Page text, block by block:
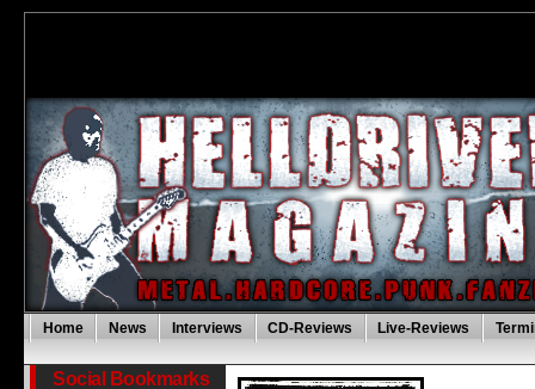
Home News Interviews CD-Reviews Live-Reviews
Social Bookmarks